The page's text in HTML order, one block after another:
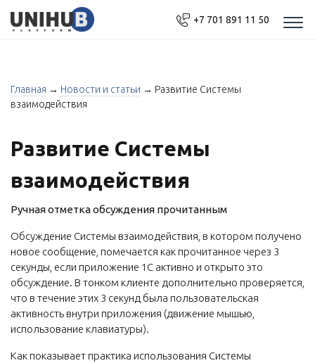
+7 701 891 11 50
Главная → Новости и статьи → Развитие Системы
взаимодействия
Развитие Системы
взаимодействия
Ручная отметка обсуждения прочитанным
Обсуждение Системы взаимодействия, в котором получено
новое сообщение, помечается как прочитанное через 3
секунды, если приложение 1С активно и открыто это
обсуждение. В тонком клиенте дополнительно проверяется,
что в течение этих 3 секунд была пользовательская
активность внутри приложения (движение мышью,
использование клавиатуры).
Как показывает практика использования Системы